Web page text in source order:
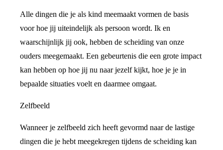
Alle dingen die je als kind meemaakt vormen de basis
voor hoe jij uiteindelijk als persoon wordt. Ik en
waarschijnlijk jij ook, hebben de scheiding van onze
ouders meegemaakt. Een gebeurtenis die een grote impact
kan hebben op hoe jij nu naar jezelf kijkt, hoe je je in
bepaalde situaties voelt en daarmee omgaat.
Zelfbeeld
Wanneer je zelfbeeld zich heeft gevormd naar de lastige
dingen die je hebt meegekregen tijdens de scheiding kan